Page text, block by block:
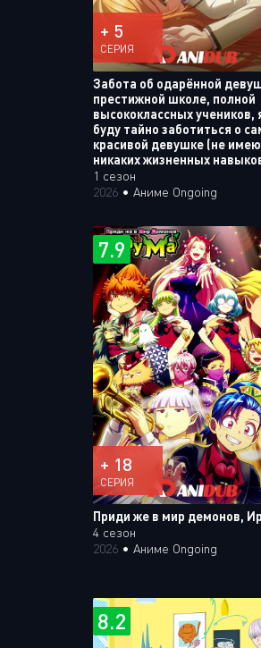
+ 5
СЕРИЯ
Забота об одарённой
престижной школе, полной
высококлассных учеников,
буду тайно заботиться о
красивой девушке (не
никаких жизненных
1 сезон
2026 • Аниме Ongoing
7.9
+ 18
СЕРИЯ
Приди же в мир демонов,
4 сезон
2026 • Аниме Ongoing
8.2